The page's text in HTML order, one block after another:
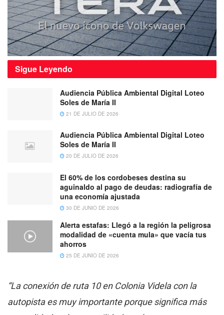
Sigue Leyendo
Audiencia Pública Ambiental Digital Loteo
Soles de María II
21 DE JULIO DE 2026
Audiencia Pública Ambiental Digital Loteo
Soles de María II
20 DE JULIO DE 2026
El 60% de los cordobeses destina su
aguinaldo al pago de deudas: radiografía de
una economía ajustada
30 DE JUNIO DE 2026
Alerta estafas: Llegó a la región la peligrosa
modalidad de «cuenta mula» que vacía tus
ahorros
25 DE JUNIO DE 2026
“La conexión de ruta 10 en Colonia Videla con la
autopista es muy importante porque significa más